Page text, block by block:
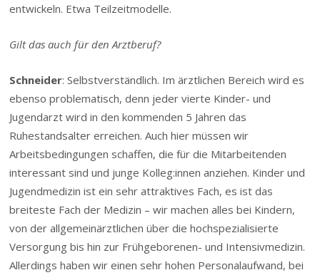
entwickeln. Etwa Teilzeitmodelle.
Gilt das auch für den Arztberuf?
Schneider: Selbstverständlich. Im ärztlichen Bereich wird es
ebenso problematisch, denn jeder vierte Kinder- und
Jugendarzt wird in den kommenden 5 Jahren das
Ruhestandsalter erreichen. Auch hier müssen wir
Arbeitsbedingungen schaffen, die für die Mitarbeitenden
interessant sind und junge Kolleg:innen anziehen. Kinder und
Jugendmedizin ist ein sehr attraktives Fach, es ist das
breiteste Fach der Medizin – wir machen alles bei Kindern,
von der allgemeinärztlichen über die hochspezialisierte
Versorgung bis hin zur Frühgeborenen- und Intensivmedizin.
Allerdings haben wir einen sehr hohen Personalaufwand, bei